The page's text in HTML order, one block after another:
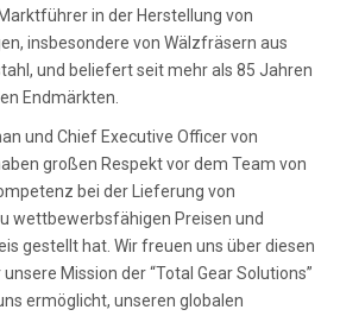
in der Herstellung von
insbesondere von Wälzfräsern aus
und beliefert seit mehr als 85 Jahren
Endmärkten.
und Chief Executive Officer von
großen Respekt vor dem Team von
bei der Lieferung von
wettbewerbsfähigen Preisen und
gestellt hat. Wir freuen uns über diesen
Mission der “Total Gear Solutions”
ermöglicht, unseren globalen